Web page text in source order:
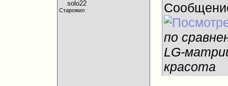
Старожил
по
LG-
красота